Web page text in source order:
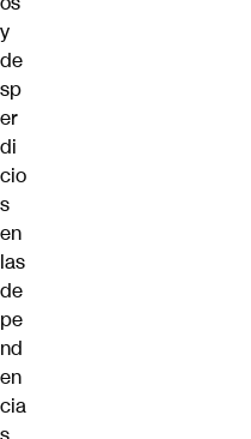
y
de
sp
er
di
cio
s
en
las
de
pe
nd
en
cia